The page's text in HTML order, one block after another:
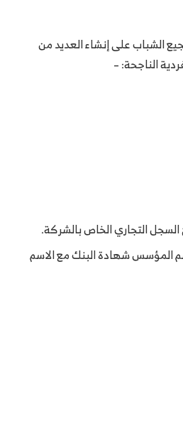
الشباب على إنشاء العديد من
الناجحة: –
التجاري الخاص بالشركة.
المؤسس شهادة البنك مع الاسم